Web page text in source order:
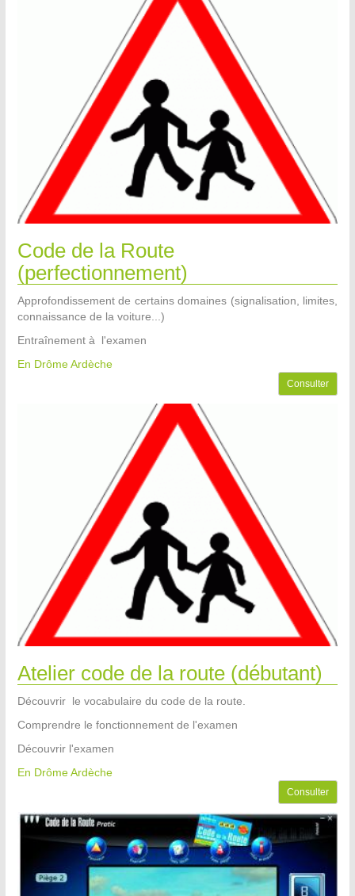
Code de la Route
(perfectionnement)
Approfondissement de certains domaines (signalisation, limites,
connaissance de la voiture...)
Entraînement à l'examen
En Drôme Ardèche
Consulter
Atelier code de la route (débutant)
Découvrir le vocabulaire du code de la route.
Comprendre le fonctionnement de l'examen
Découvrir l'examen
En Drôme Ardèche
Consulter